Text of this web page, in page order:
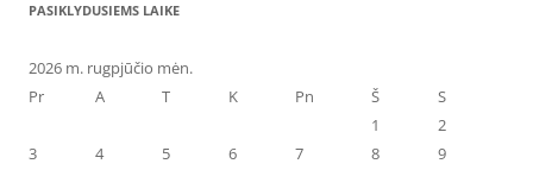
PASIKLYDUSIEMS LAIKE
2026 m. rugpjūčio mėn.
Pr
A T K Pn Š
S
1
2
3
4 5 6 7 8
9